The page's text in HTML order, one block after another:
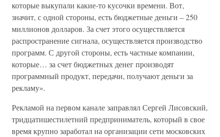
которые выкупали какие-то кусочки времени. Вот,
значит, с одной стороны, есть бюджетные деньги – 250
миллионов долларов. За счет этого осуществляется
распространение сигнала, осуществляется производство
программ. С другой стороны, есть частные компании,
которые… за счет бюджетных денег производят
программный продукт, передачи, получают деньги за
рекламу».
Рекламой на первом канале заправлял Сергей Лисовский,
три­дцатишестилетний предприниматель, который в свое
время крупно заработал на организации сети московских